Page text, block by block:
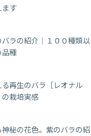
ます
ラの紹介｜１００種類以
品種
再生のバラ［レオナル
の栽培実感
秘の花色。紫のバラの紹